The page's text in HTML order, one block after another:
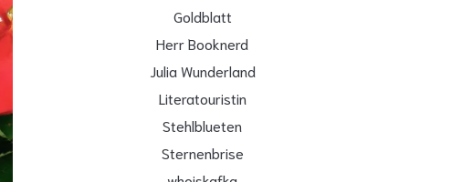
Goldblatt
Herr Booknerd
Julia Wunderland
Literatouristin
Stehlblueten
Sternenbrise